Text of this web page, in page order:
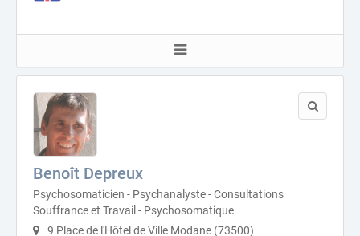
Benoît Depreux
Psychosomaticien - Psychanalyste - Consultations
Souffrance et Travail - Psychosomatique
9 Place de l'Hôtel de Ville Modane (73500)